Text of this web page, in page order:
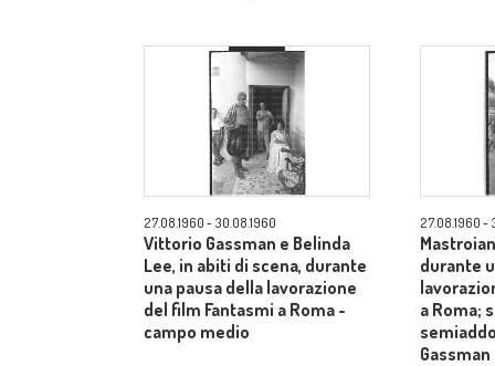
27.08.1960 - 30.08.1960
Vittorio Gassman e Belinda
Lee, in abiti di scena, durante
una pausa della lavorazione
del film Fantasmi a Roma -
campo medio
27.08.1960 -
durante
a Roma;